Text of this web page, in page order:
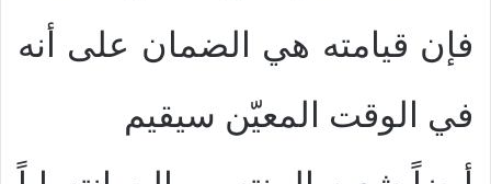
فإن قيامته هي الضمان على أنه
في الوقت المعيّن سيقيم